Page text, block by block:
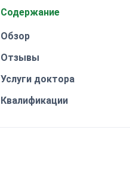
Содержание
Обзор
Отзывы
Услуги доктора
Квалификации